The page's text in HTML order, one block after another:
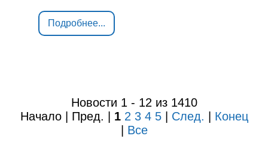
Подробнее...
Новости 1 - 12 из 1410
Начало | Пред. | 1 2 3 4 5| След.
Конец
Все